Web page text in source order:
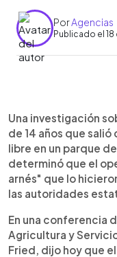
PorAgencias
Publicado el
Escuchar
Una investigación
de 14 años que
libre en un parque
determinó que el
arnés" que lo
las autoridades
En una conferencia
Agricultura y
Fried, dijo hoy que